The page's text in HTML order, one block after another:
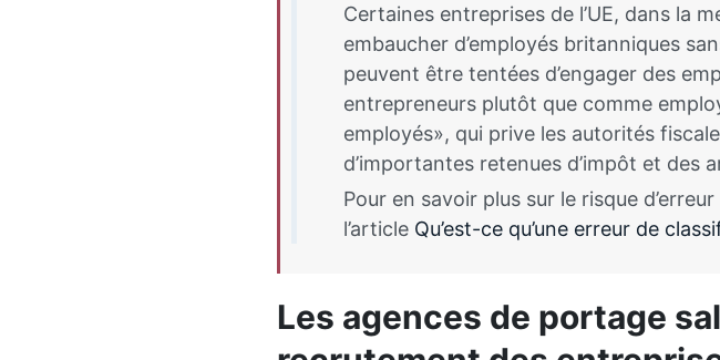
Certaines entreprises de l’UE, dans la
embaucher d’employés britanniques
peuvent être tentées d’engager des
entrepreneurs plutôt que comme
employés», qui prive les autorités
d’importantes retenues d’impôt et des
Pour en savoir plus sur le risque
l’article Qu’est-ce qu’une erreur de
Les agences de portage